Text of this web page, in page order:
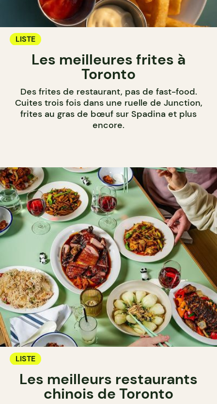
LISTE
Les meilleures frites à
Toronto
Des frites de restaurant, pas de fast-food.
Cuites trois fois dans une ruelle de Junction,
frites au gras de bœuf sur Spadina et plus
encore.
LISTE
Les meilleurs restaurants
chinois de Toronto